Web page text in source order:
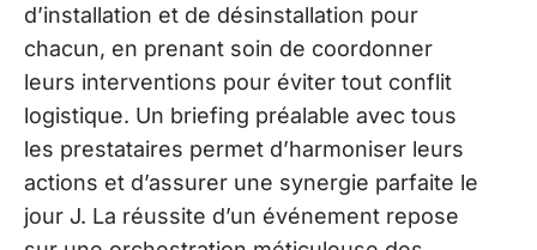
d’installation et de désinstallation pour
chacun, en prenant soin de coordonner
leurs interventions pour éviter tout conflit
logistique. Un briefing préalable avec tous
les prestataires permet d’harmoniser leurs
actions et d’assurer une synergie parfaite le
jour J. La réussite d’un événement repose